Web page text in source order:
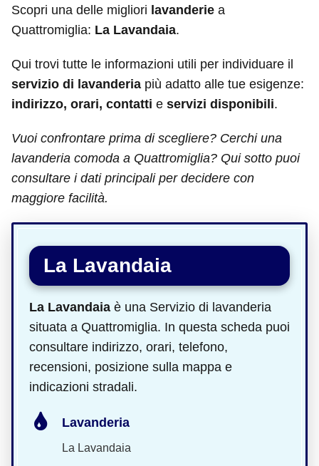
Scopri una delle migliori lavanderie a
Quattromiglia: La Lavandaia.
Qui trovi tutte le informazioni utili per individuare il
servizio di lavanderia più adatto alle tue esigenze:
indirizzo, orari, contatti e servizi disponibili.
Vuoi confrontare prima di scegliere? Cerchi una
lavanderia comoda a Quattromiglia? Qui sotto puoi
consultare i dati principali per decidere con
maggiore facilità.
La Lavandaia
La Lavandaia è una Servizio di lavanderia
situata a Quattromiglia. In questa scheda puoi
consultare indirizzo, orari, telefono,
recensioni, posizione sulla mappa e
indicazioni stradali.
Lavanderia
La Lavandaia